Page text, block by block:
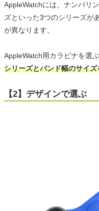
AppleWatchには、ナンバリ
ズといった3つのシリーズが
が異なります。
AppleWatch用カラビナを選
シリーズとバンド幅のサイズ
【2】デザインで選ぶ